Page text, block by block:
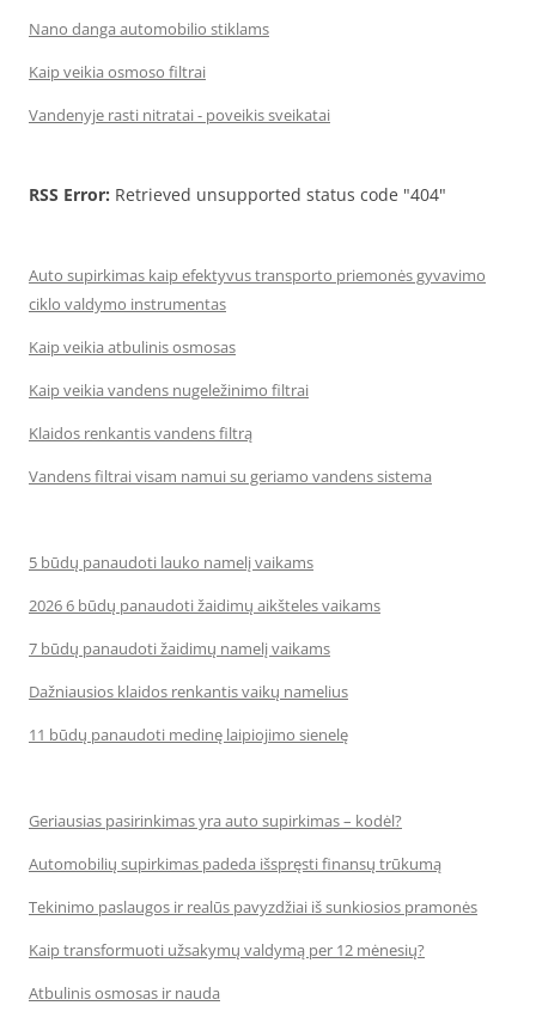
Nano danga automobilio stiklams
Kaip veikia osmoso filtrai
Vandenyje rasti nitratai - poveikis sveikatai
RSS Error: Retrieved unsupported status code "404"
Auto supirkimas kaip efektyvus transporto priemonės gyvavimo
ciklo valdymo instrumentas
Kaip veikia atbulinis osmosas
Kaip veikia vandens nugeležinimo filtrai
Klaidos renkantis vandens filtrą
Vandens filtrai visam namui su geriamo vandens sistema
5 būdų panaudoti lauko namelį vaikams
2026 6 būdų panaudoti žaidimų aikšteles vaikams
7 būdų panaudoti žaidimų namelį vaikams
Dažniausios klaidos renkantis vaikų namelius
11 būdų panaudoti medinę laipiojimo sienelę
Geriausias pasirinkimas yra auto supirkimas – kodėl?
Automobilių supirkimas padeda išspręsti finansų trūkumą
Tekinimo paslaugos ir realūs pavyzdžiai iš sunkiosios pramonės
Kaip transformuoti užsakymų valdymą per 12 mėnesių?
Atbulinis osmosas ir nauda